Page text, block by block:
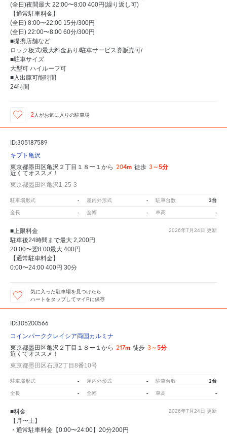
(全日)夜間最大 22:00〜8:00 400円(繰り返し可)
【通常駐車料金】
(全日) 8:00〜22:00 15分/300円
(全日) 22:00〜8:00 60分/300円
■提携店舗など
ロック板式/最大料金あり/駐車サービス券販売可/
■駐車サイズ
大型可 ハイルーフ可
■入出庫可能時間
24時間
2 人がお気に入りの駐車場
ID:305187589
キプト亀沢
東京都墨田区亀沢２丁目１８ー１から 204m 徒歩 3～5分
近くてオススメ！
東京都墨田区亀沢1-25-3
駐車場形式 - 屋内外形式 - 駐車台数 3台
全長 - 全幅 - 車高 -
2026年7月24日 更新
■上限料金
駐車後24時間まで最大 2,200円
20:00〜翌8:00最大 400円
【通常駐車料金】
0:00〜24:00 400円 30分
気に入った駐車場を見つけたら
ハートをタップしてマイPに保存
ID:305200566
コインパーククレイシア両国カルミナ
東京都墨田区亀沢２丁目１８ー１から 217m 徒歩 3～5分
近くてオススメ！
東京都墨田区石原2丁目8番10号
駐車場形式 - 屋内外形式 - 駐車台数 2台
全長 - 全幅 - 車高 -
2026年7月24日 更新
■料金
【月〜土】
・通常駐車料金【0:00〜24:00】20分200円